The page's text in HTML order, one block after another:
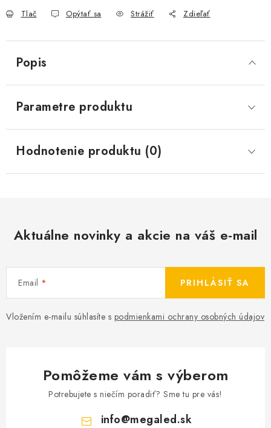
Tlač Opýtať sa Strážiť Zdieľať
Popis
Parametre produktu
Hodnotenie produktu (0)
Aktuálne novinky a akcie na váš e-mail
Email
Vložením e-mailu súhlasíte s podmienkami ochrany osobných údajov
PRIHLÁSIŤ SA
Pomôžeme vám s výberom
Potrebujete s niečím poradiť? Sme tu pre vás!
info@megaled.sk